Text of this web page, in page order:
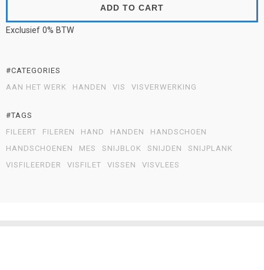
ADD TO CART
Exclusief 0% BTW
#CATEGORIES
AAN HET WERK
HANDEN VIS VISVERWERKING
#TAGS
FILEERT
FILEREN HAND HANDEN
HANDSCHOEN
HANDSCHOENEN
MES SNIJBLOK SNIJDEN
SNIJPLANK
VISFILEERDER
VISFILET VISSEN VISVLEES